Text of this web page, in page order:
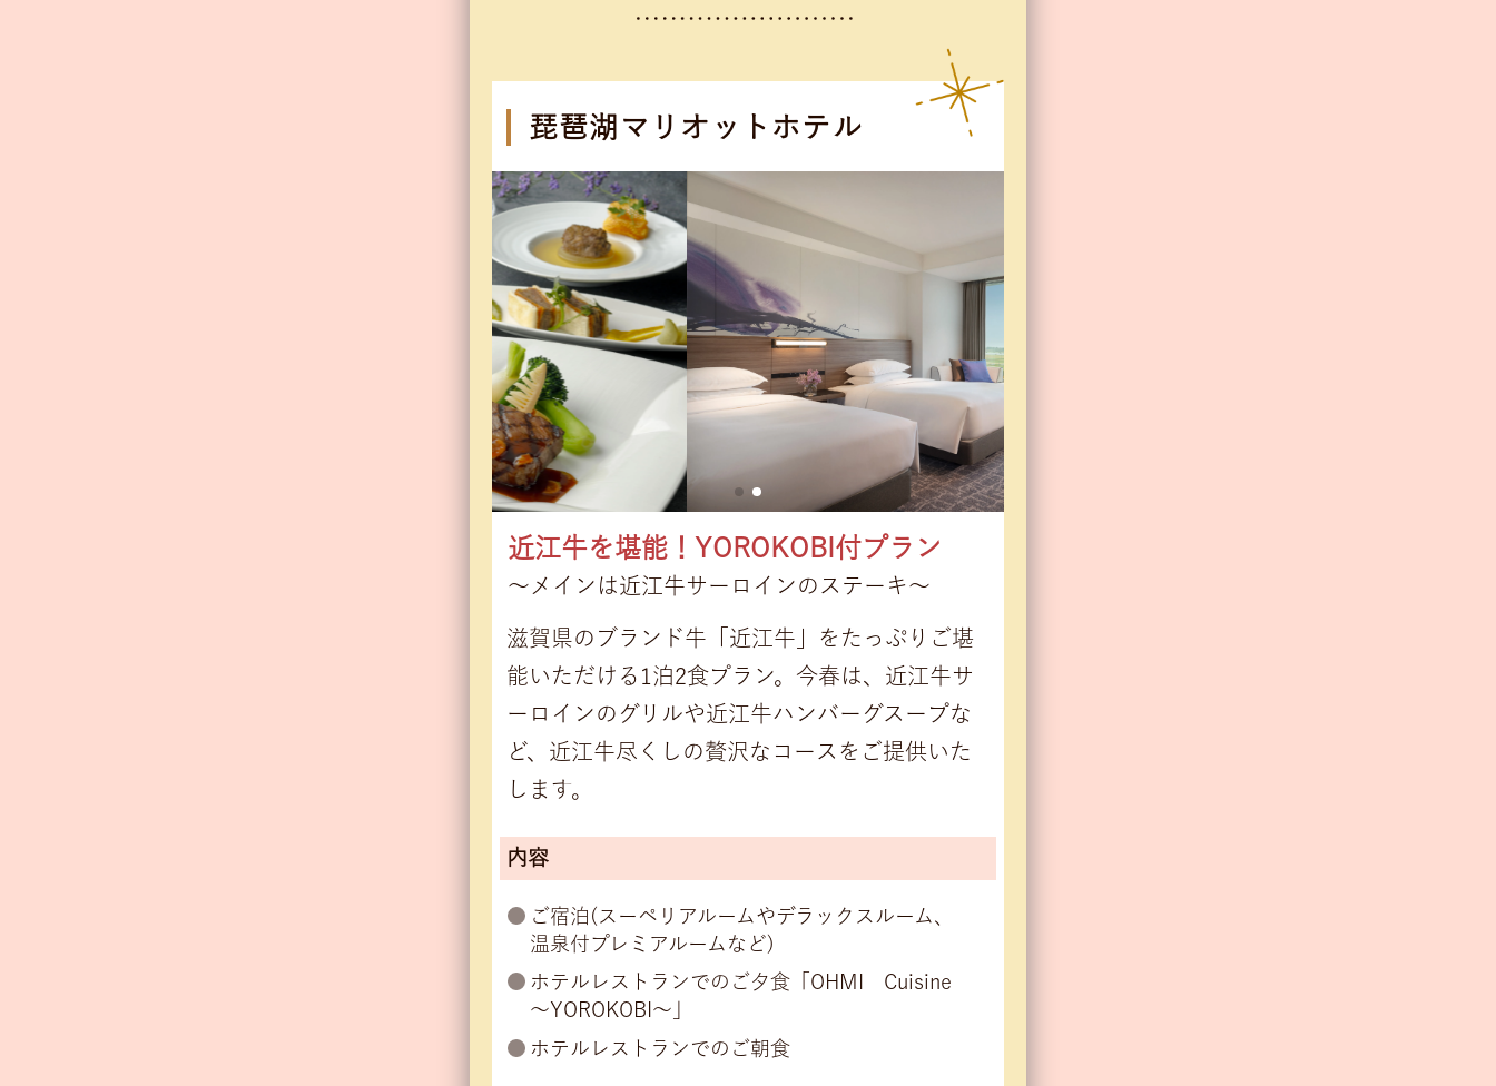
琵琶湖マリオットホテル
近江牛を堪能！YOROKOBI付プラン
メインは近江牛サーロインのステーキ
滋賀県のブランド牛「近江牛」をたっぷりご堪
能いただける1泊2食プラン。今春は、近江牛サ
ーロインのグリルや近江牛ハンバーグスープな
ど、近江牛尽くしの贅沢なコースをご提供いた
します。
内容
ご宿泊(スーペリアルームやデラックスルーム、
温泉付プレミアルームなど)
ホテルレストランでのご夕食「OHMI Cuisine
～YOROKOBI～」
ホテルレストランでのご朝食